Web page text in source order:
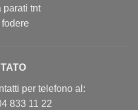
parati tnt
per telefono al:
833 11 22